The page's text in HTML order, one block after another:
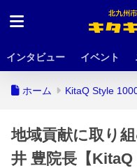
インタビュー イベント
ホーム KitaQ Style
地域貢献に取り
井 豊院長【